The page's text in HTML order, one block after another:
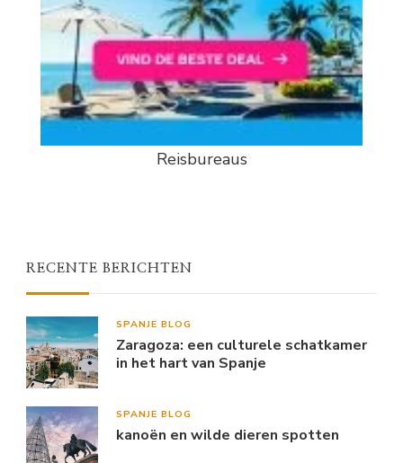
Reisbureaus
RECENTE BERICHTEN
SPANJE BLOG
Zaragoza: een culturele schatkamer
in het hart van Spanje
SPANJE BLOG
kanoën en wilde dieren spotten